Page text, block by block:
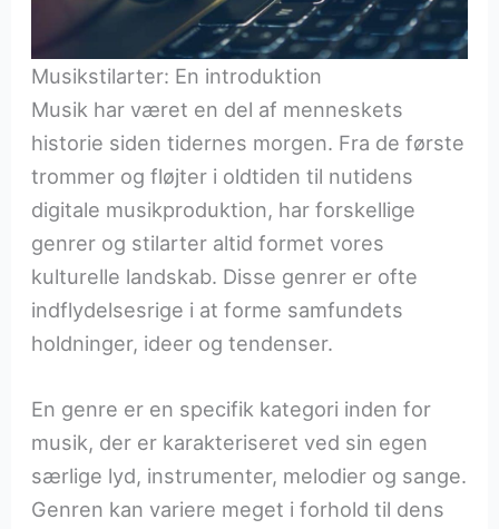
Musikstilarter: En introduktion
Musik har været en del af menneskets
historie siden tidernes morgen. Fra de første
trommer og fløjter i oldtiden til nutidens
digitale musikproduktion, har forskellige
genrer og stilarter altid formet vores
kulturelle landskab. Disse genrer er ofte
indflydelsesrige i at forme samfundets
holdninger, ideer og tendenser.
En genre er en specifik kategori inden for
musik, der er karakteriseret ved sin egen
særlige lyd, instrumenter, melodier og sange.
Genren kan variere meget i forhold til dens